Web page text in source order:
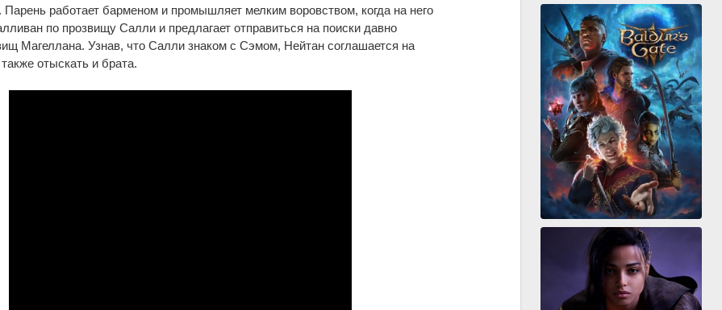
Парень работает барменом и промышляет мелким воровством, когда на него
по прозвищу Салли и предлагает отправиться на поиски давно
Магеллана. Узнав, что Салли знаком с Сэмом, Нейтан соглашается на
отыскать и брата.